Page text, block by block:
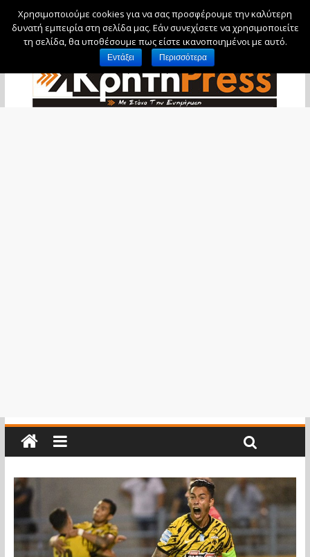
Σάββατο, 8 Αυγούστου, 2026
Χρησιμοποιούμε cookies για να σας προσφέρουμε την καλύτερη
δυνατή εμπειρία στη σελίδα μας. Εάν συνεχίσετε να χρησιμοποιείτε
τη σελίδα, θα υποθέσουμε πως είστε ικανοποιημένοι με αυτό.
Εντάξει Περισσότερα